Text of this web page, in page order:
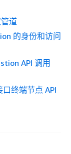
道
的身份和访问
API 调用
终端节点 API